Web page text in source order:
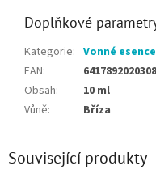
Doplňkové
Kategorie: Vonné
EAN:
6417892020308
Obsah:
10 ml
Vůně: Bříza
Související produkty